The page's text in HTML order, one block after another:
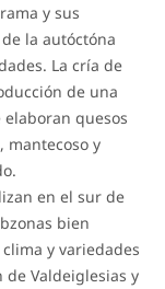
y sus
la autóctóna
La cría de
de una
elaboran quesos
mantecoso y
en el sur de
bien
y variedades
Valdeiglesias y